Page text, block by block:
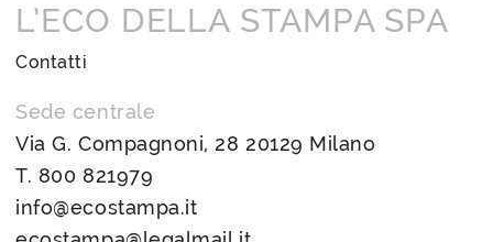
L’ECO DELLA STAMPA SPA
Contatti
Sede centrale
Via G. Compagnoni, 28 20129 Milano
T. 800 821979
info@ecostampa.it